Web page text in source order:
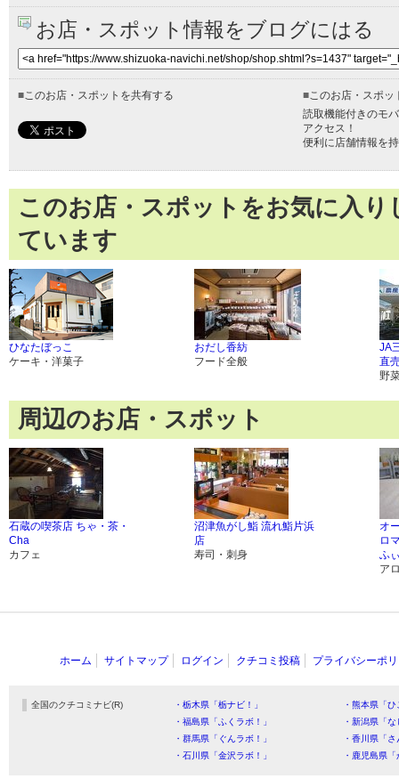
お店・スポット情報をブログにはる
■このお店・スポットを共有する ■このお店・スポッ
読取機能付きのモ
アクセス！
便利に店舗情報を
このお店・スポットをお気に入
ています
ひなたぼっこ
ケーキ・洋菓子
おだし香紡
フード全般
JA
直
野
周辺のお店・スポット
石蔵の喫茶店 ちゃ・茶・
Cha
カフェ
沼津魚がし鮨 流れ鮨片浜
店
寿司・刺身
オ
ロ
ふ
ア
ホーム サイトマップ ログイン クチコミ投稿 プライバシーポ
全国のクチコミナビ(R) ・栃木県「栃ナビ！」
・熊本県「
・福島県「ふくラボ！」
・新潟県「
・群馬県「ぐんラボ！」
・香川県「
・石川県「金沢ラボ！」
・鹿児島県